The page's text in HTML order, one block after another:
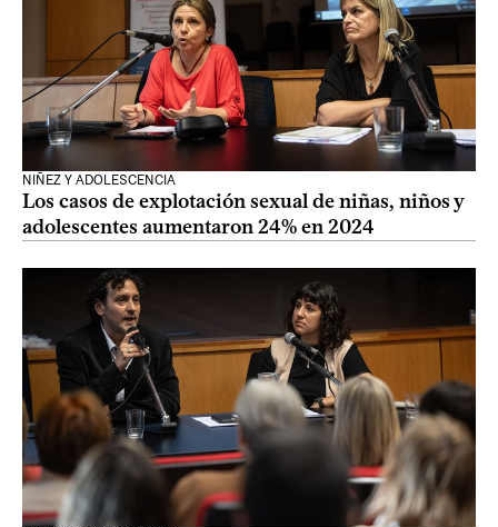
NIÑEZ Y ADOLESCENCIA
Los casos de explotación sexual de niñas, niños y
adolescentes aumentaron 24% en 2024